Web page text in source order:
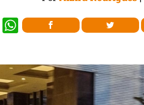
W
s
A